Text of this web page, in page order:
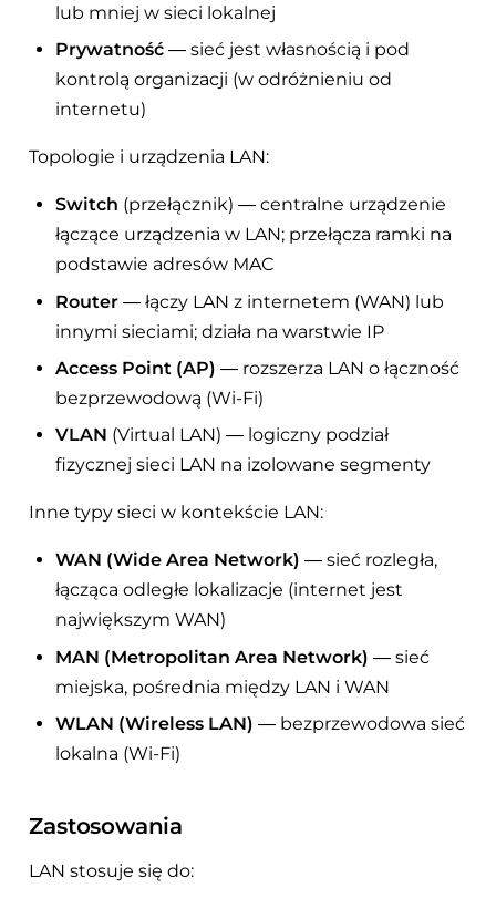
lub mniej w sieci lokalnej
Prywatność — sieć jest własnością i pod
kontrolą organizacji (w odróżnieniu od
internetu)
Topologie i urządzenia LAN:
Switch (przełącznik) — centralne urządzenie
łączące urządzenia w LAN; przełącza ramki na
podstawie adresów MAC
Router — łączy LAN z internetem (WAN) lub
innymi sieciami; działa na warstwie IP
Access Point (AP) — rozszerza LAN o łączność
bezprzewodową (Wi-Fi)
VLAN (Virtual LAN) — logiczny podział
fizycznej sieci LAN na izolowane segmenty
Inne typy sieci w kontekście LAN:
WAN (Wide Area Network) — sieć rozległa,
łącząca odległe lokalizacje (internet jest
największym WAN)
MAN (Metropolitan Area Network) — sieć
miejska, pośrednia między LAN i WAN
WLAN (Wireless LAN) — bezprzewodowa sieć
lokalna (Wi-Fi)
Zastosowania
LAN stosuje się do: